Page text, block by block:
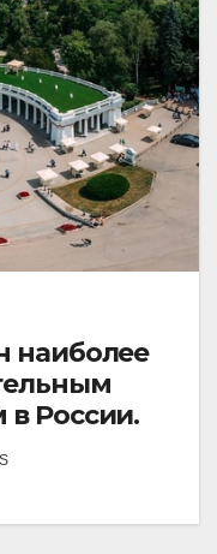
наиболее
России.